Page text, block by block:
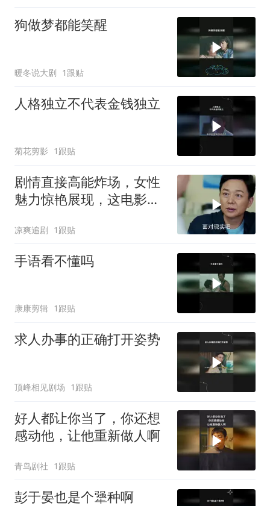
狗做梦都能笑醒
暖冬说大剧 1跟贴
人格独立不代表金钱独立
菊花剪影 1跟贴
剧情直接高能炸场，女性
魅力惊艳展现，这电影堪
凉爽追剧 1跟贴
手语看不懂吗
康康剪辑 1跟贴
求人办事的正确打开姿势
顶峰相见剧场 1跟贴
好人都让你当了，你还想
感动他，让他重新做人啊
青鸟剧社 1跟贴
彭于晏也是个犟种啊